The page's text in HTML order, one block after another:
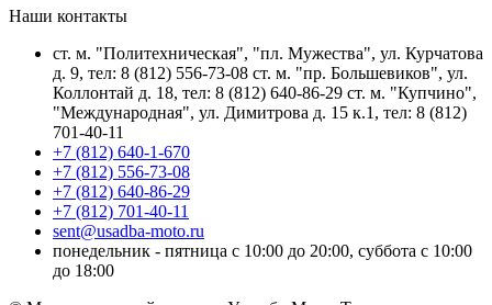
Наши контакты
ст. м. "Политехническая", "пл. Мужества", ул. Курчатова
д. 9, тел: 8 (812) 556-73-08 ст. м. "пр. Большевиков", ул.
Коллонтай д. 18, тел: 8 (812) 640-86-29 ст. м. "Купчино",
"Международная", ул. Димитрова д. 15 к.1, тел: 8 (812)
701-40-11
+7 (812) 640-1-670
+7 (812) 556-73-08
+7 (812) 640-86-29
+7 (812) 701-40-11
sent@usadba-moto.ru
понедельник - пятница с 10:00 до 20:00, суббота с 10:00
до 18:00